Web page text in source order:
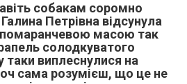
собакам соромно
Петрівна відсунула
помаранчевою масою так
солодкуватого
таки виплеснулися на
сама розумієш, що це не